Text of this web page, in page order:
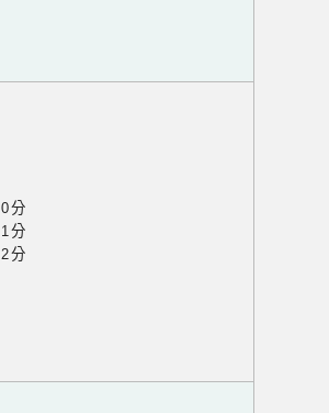
0分
1分
2分